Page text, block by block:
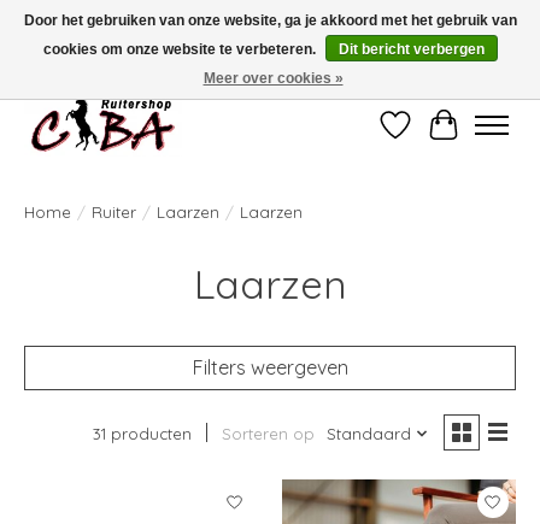
Bij vragen kan u ons contacteren op het nummer 011/60.67.34 ofciba@skynet.be
Ambachtstraat 22 A, 3530 Helchteren
Verlanglijst
Home / Ruiter / Laarzen / Laarzen
Laarzen
Filters weergeven
31 producten Sorteren op Standaard
Door het gebruiken van onze website, ga je akkoord met het gebruik van
cookies om onze website te verbeteren.
Dit bericht verbergen
Meer over cookies »